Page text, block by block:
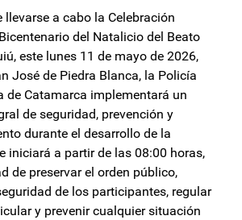
llevarse a cabo la Celebración
del Natalicio del Beato
este lunes 11 de mayo de 2026,
José de Piedra Blanca, la Policía
de Catamarca implementará un
de seguridad, prevención y
durante el desarrollo de la
iniciará a partir de las 08:00 horas,
de preservar el orden público,
de los participantes, regular
y prevenir cualquier situación